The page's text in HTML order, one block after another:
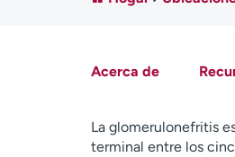
Acerca de
La glomerulonefritis
terminal entre los